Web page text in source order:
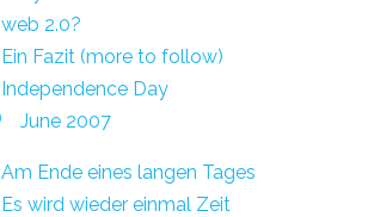
web 2.0?
Ein Fazit (more to follow)
Independence Day
June 2007
Am Ende eines langen Tages
Es wird wieder einmal Zeit